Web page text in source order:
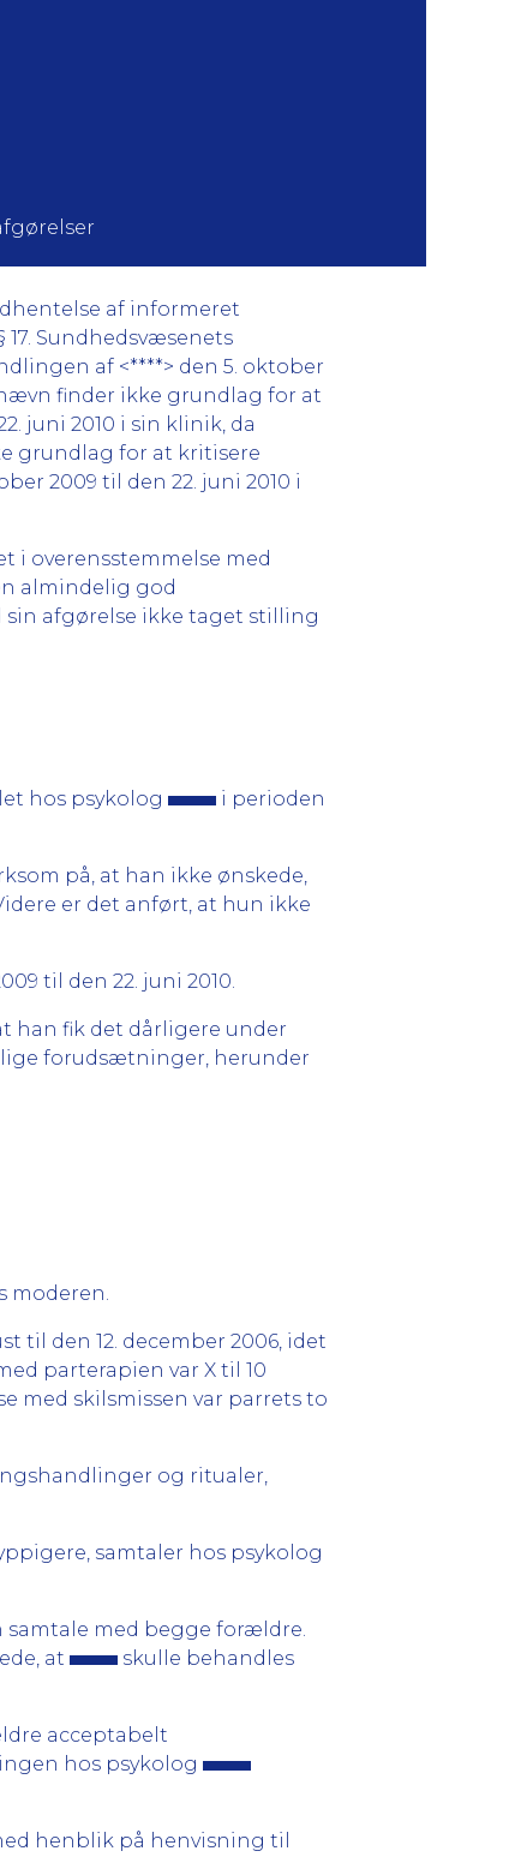
af informeret
17. Sundhedsvæsenets
af <****> den 5. oktober
finder ikke grundlag for at
juni 2010 i sin klinik, da
grundlag for at kritisere
2009 til den 22. juni 2010 i
i overensstemmelse med
almindelig god
afgørelse ikke taget stilling
hos psykolog
i perioden
på, at han ikke ønskede,
er det anført, at hun ikke
til den 22. juni 2010.
han fik det dårligere under
forudsætninger, herunder
moderen.
til den 12. december 2006, idet
parterapien var X til 10
med skilsmissen var parrets to
og ritualer,
samtaler hos psykolog
samtale med begge forældre.
at
skulle behandles
acceptabelt
hos psykolog
henblik på henvisning til